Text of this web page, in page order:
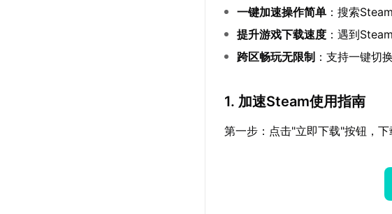
一键加速操作简单 ：搜索
提升游戏下载速度 ：遇到
跨区畅玩无限制 ：支持一键切
1. 加速Steam使用指南
第一步：点击"立即下载"按钮，下